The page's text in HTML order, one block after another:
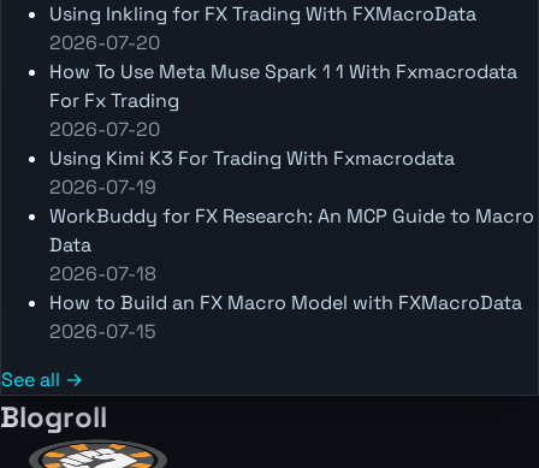
Using Inkling for FX Trading With FXMacroData
2026-07-20
How To Use Meta Muse Spark 1 1 With Fxmacrodata
For Fx Trading
2026-07-20
Using Kimi K3 For Trading With Fxmacrodata
2026-07-19
WorkBuddy for FX Research: An MCP Guide to Macro
Data
2026-07-18
How to Build an FX Macro Model with FXMacroData
2026-07-15
See all →
Blogroll